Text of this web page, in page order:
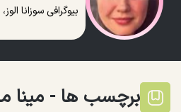
بیوگرافی سوزانا
برچسب ها - مینا